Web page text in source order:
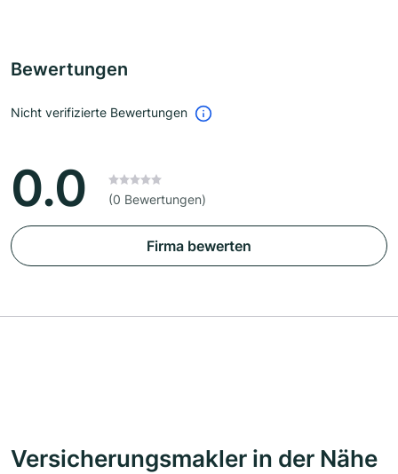
Bewertungen
Nicht verifizierte Bewertungen
0.0 (0 Bewertungen)
Firma bewerten
Versicherungsmakler in der Nähe